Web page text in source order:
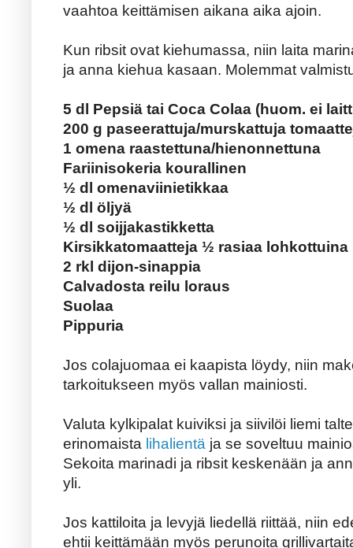
vaahtoa keittämisen aikana aika ajoin.
Kun ribsit ovat kiehumassa, niin laita
ja anna kiehua kasaan. Molemmat
5 dl Pepsiä tai Coca Colaa (huom. ei
200 g paseerattuja/murskattuja
1 omena raastettuna/hienonnettuna
Fariinisokeria kourallinen
½ dl omenaviinietikkaa
½ dl öljyä
½ dl soijjakastikketta
Kirsikkatomaatteja ½ rasiaa lohkottuina
2 rkl dijon-sinappia
Calvadosta reilu loraus
Suolaa
Pippuria
Jos colajuomaa ei kaapista löydy, niin
tarkoitukseen myös vallan mainiosti.
Valuta kylkipalat kuiviksi ja siivilöi liemi
erinomaista lihalientä ja se soveltuu
Sekoita marinadi ja ribsit keskenään ja
yli.
Jos kattiloita ja levyjä liedellä riittää, niin
ehtii keittämään myös perunoita